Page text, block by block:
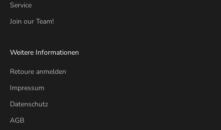
Service
Join our Team!
Weitere Informationen
Retoure anmelden
Impressum
Datenschutz
AGB